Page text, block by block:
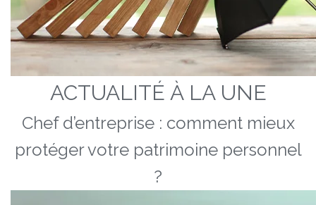
ACTUALITÉ À LA UNE
Chef d’entreprise : comment mieux
protéger votre patrimoine personnel
?